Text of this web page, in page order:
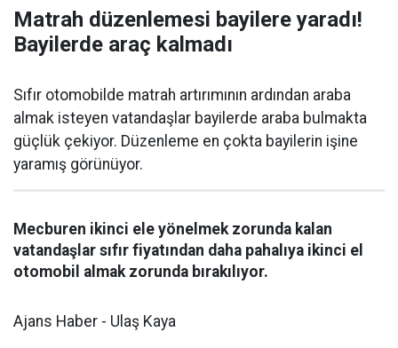
Matrah düzenlemesi bayilere yaradı!
Bayilerde araç kalmadı
Sıfır otomobilde matrah artırımının ardından araba
almak isteyen vatandaşlar bayilerde araba bulmakta
güçlük çekiyor. Düzenleme en çokta bayilerin işine
yaramış görünüyor.
Mecburen ikinci ele yönelmek zorunda kalan
vatandaşlar sıfır fiyatından daha pahalıya ikinci el
otomobil almak zorunda bırakılıyor.
Ajans Haber - Ulaş Kaya